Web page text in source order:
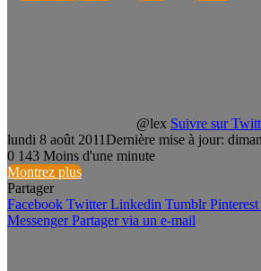
@lex Suivre sur
lundi 8 août 2011Dernière mise à jour:
0 143 Moins d'une minute
Montrez plus
Partager
Facebook Twitter Linkedin Tumblr Pinterest
Messenger Partager via un e-mail